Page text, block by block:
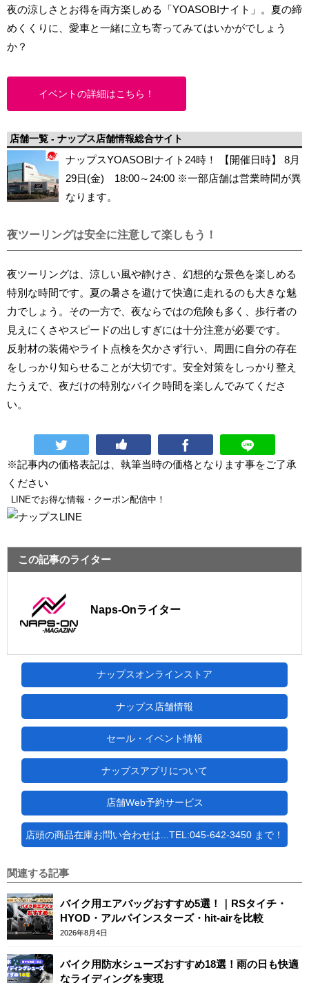
夜の涼しさとお得を両方楽しめる「YOASOBIナイト」。夏の締
めくくりに、愛車と一緒に立ち寄ってみてはいかがでしょう
か？
イベントの詳細はこちら！
店舗一覧 - ナップス店舗情報総合サイト
ナップスYOASOBIナイト24時！ 【開催日時】 8月
29日(金) 18:00～24:00 ※一部店舗は営業時間が異
なります。
夜ツーリングは安全に注意して楽しもう！
夜ツーリングは、涼しい風や静けさ、幻想的な景色を楽しめる
特別な時間です。夏の暑さを避けて快適に走れるのも大きな魅
力でしょう。その一方で、夜ならではの危険も多く、歩行者の
見えにくさやスピードの出しすぎには十分注意が必要です。
反射材の装備やライト点検を欠かさず行い、周囲に自分の存在
をしっかり知らせることが大切です。安全対策をしっかり整え
たうえで、夜だけの特別なバイク時間を楽しんでみてくださ
い。
※記事内の価格表記は、執筆当時の価格となります事をご了承
ください
LINEでお得な情報・クーポン配信中！
この記事のライター
Naps-Onライター
ナップスオンラインストア
ナップス店舗情報
セール・イベント情報
ナップスアプリについて
店舗Web予約サービス
店頭の商品在庫お問い合わせは...TEL:045-642-3450 まで！
関連する記事
バイク用エアバッグおすすめ5選！｜RSタイチ・
HYOD・アルパインスターズ・hit-airを比較
2026年8月4日
バイク用防水シューズおすすめ18選！雨の日も快適
なライディングを実現